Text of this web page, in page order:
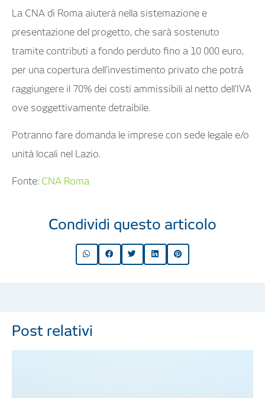
La CNA di Roma aiuterà nella sistemazione e
presentazione del progetto, che sarà sostenuto
tramite contributi a fondo perduto fino a 10 000 euro,
per una copertura dell’investimento privato che potrà
raggiungere il 70% dei costi ammissibili al netto dell’IVA
ove soggettivamente detraibile.
Potranno fare domanda le imprese con sede legale e/o
unità locali nel Lazio.
Fonte: CNA Roma
Condividi questo articolo
Post relativi